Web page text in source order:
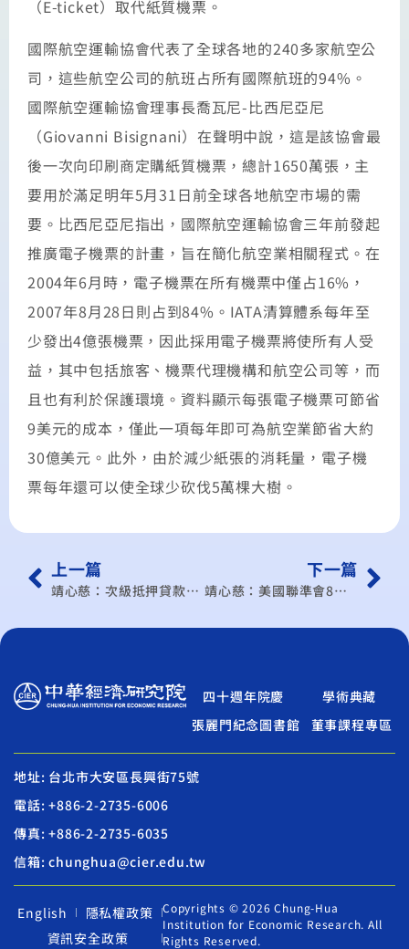
（E-ticket）取代紙質機票。
國際航空運輸協會代表了全球各地的240多家航空公
司，這些航空公司的航班占所有國際航班的94%。
國際航空運輸協會理事長喬瓦尼-比西尼亞尼
（Giovanni Bisignani）在聲明中說，這是該協會最
後一次向印刷商定購紙質機票，總計1650萬張，主
要用於滿足明年5月31日前全球各地航空市場的需
要。比西尼亞尼指出，國際航空運輸協會三年前發起
推廣電子機票的計畫，旨在簡化航空業相關程式。在
2004年6月時，電子機票在所有機票中僅占16%，
2007年8月28日則占到84%。IATA清算體系每年至
少發出4億張機票，因此採用電子機票將使所有人受
益，其中包括旅客、機票代理機構和航空公司等，而
且也有利於保護環境。資料顯示每張電子機票可節省
9美元的成本，僅此一項每年即可為航空業節省大約
30億美元。此外，由於減少紙張的消耗量，電子機
票每年還可以使全球少砍伐5萬棵大樹。
上一篇
靖心慈：次級抵押貸款危機仍未觸底，可能進一步向美國和全球其他信貸市場蔓延, 全球e焦點電子報
下一篇
靖心慈：美國聯準會8月17日調降重貼現率兩碼，未來聯邦基金利率看跌走向居多, 全球e焦點電子報
四十週年院慶
學術典藏
張麗門紀念圖書館
董事課程專區
地址: 台北市大安區長興街75號
電話: +886-2-2735-6006
傳真: +886-2-2735-6035
信箱: chunghua@cier.edu.tw
English
隱私權政策
資訊安全政策
Copyrights © 2026 Chung-Hua
Institution for Economic Research. All
Rights Reserved.